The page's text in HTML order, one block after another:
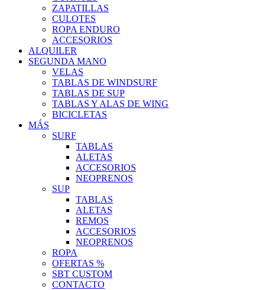
ZAPATILLAS
CULOTES
ROPA ENDURO
ACCESORIOS
ALQUILER
SEGUNDA MANO
VELAS
TABLAS DE WINDSURF
TABLAS DE SUP
TABLAS Y ALAS DE WING
BICICLETAS
MÁS
SURF
TABLAS
ALETAS
ACCESORIOS
NEOPRENOS
SUP
TABLAS
ALETAS
REMOS
ACCESORIOS
NEOPRENOS
ROPA
OFERTAS %
SBT CUSTOM
CONTACTO